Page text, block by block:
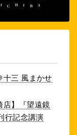
十三 風まかせ
店】『望遠鏡
行記念講演